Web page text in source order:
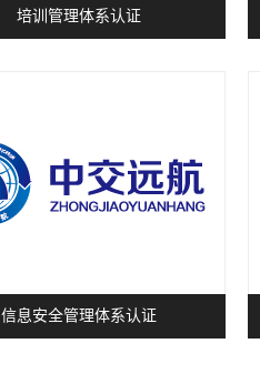
培训管理体系认证
信息安全管理体系认证